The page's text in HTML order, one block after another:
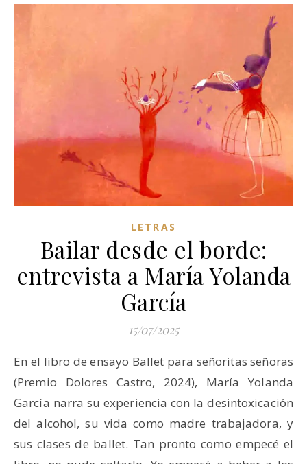
LETRAS
Bailar desde el borde:
entrevista a María Yolanda
García
15/07/2025
En el libro de ensayo Ballet para señoritas señoras
(Premio Dolores Castro, 2024), María Yolanda
García narra su experiencia con la desintoxicación
del alcohol, su vida como madre trabajadora, y
sus clases de ballet. Tan pronto como empecé el